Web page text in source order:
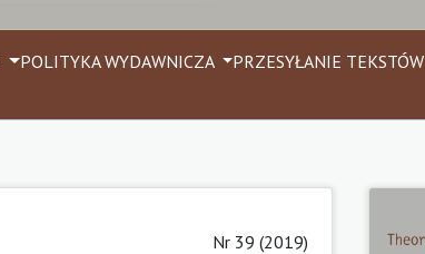
POLITYKA WYDAWNICZA
PRZESYŁANIE TEKSTÓW
Nr 39 (2019)